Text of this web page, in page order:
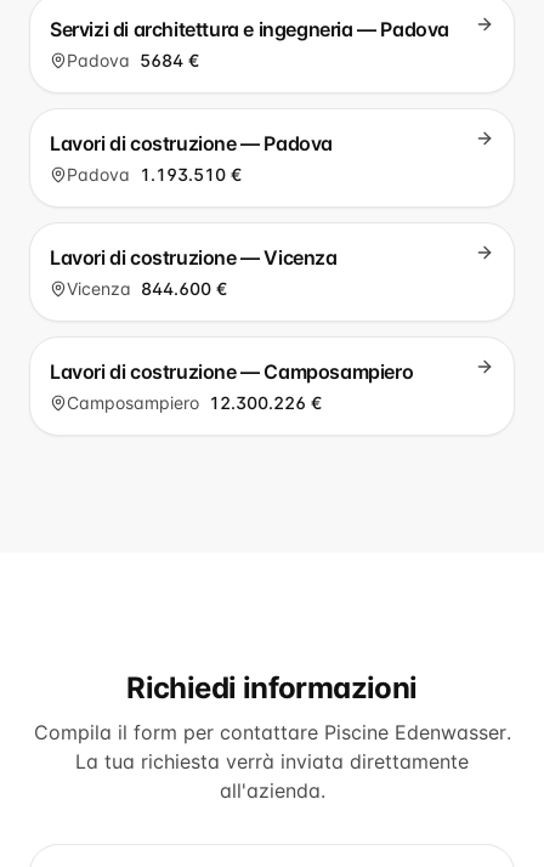
Servizi di architettura e ingegneria — Padova
Padova 5684 €
Lavori di costruzione — Padova
Padova 1.193.510 €
Lavori di costruzione — Vicenza
Vicenza 844.600 €
Lavori di costruzione — Camposampiero
Camposampiero 12.300.226 €
Richiedi informazioni
Compila il form per contattare Piscine Edenwasser.
La tua richiesta verrà inviata direttamente
all'azienda.